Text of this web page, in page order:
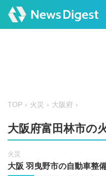
TOP 火災 大阪府
大阪府富田林市の
火災
大阪 羽曳野市の自動車整